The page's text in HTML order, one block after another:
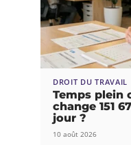
DROIT DU TRAVAIL
Temps plein
change 151
jour ?
10 août 2026